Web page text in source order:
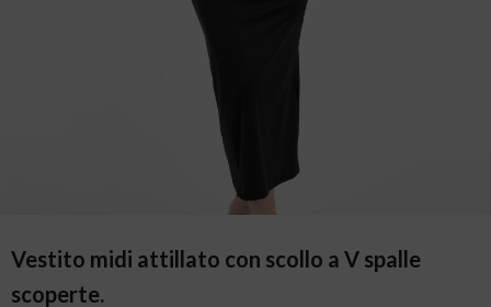
Vestito midi attillato con scollo a V spalle
scoperte.